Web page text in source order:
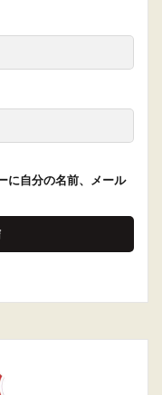
に自分の名前、メール